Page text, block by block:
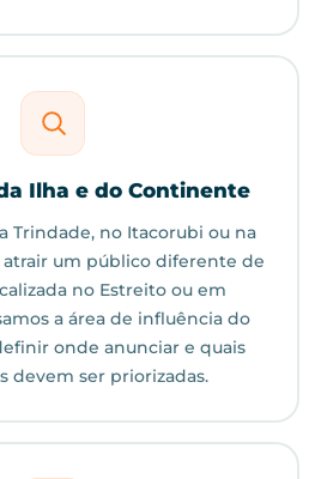
Ilha e do Continente
Trindade, no Itacorubi ou na
um público diferente de
no Estreito ou em
a área de influência do
onde anunciar e quais
devem ser priorizadas.